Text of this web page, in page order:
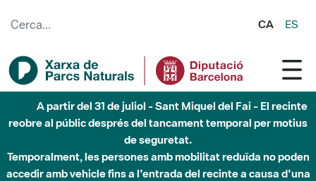
CA ES
A partir del 31 de juliol - Sant Miquel del Fai - El recinte
reobre al públic després del tancament temporal per motius
de seguretat.
Temporalment, les persones amb mobilitat reduïda no poden
accedir amb vehicle fins a l'entrada del recinte a causa d'una